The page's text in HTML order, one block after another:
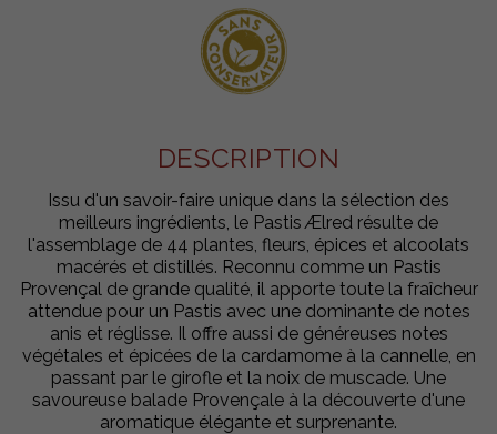
DESCRIPTION
Issu d'un savoir-faire unique dans la sélection des
meilleurs ingrédients, le Pastis Ælred résulte de
l'assemblage de 44 plantes, fleurs, épices et alcoolats
macérés et distillés. Reconnu comme un Pastis
Provençal de grande qualité, il apporte toute la fraîcheur
attendue pour un Pastis avec une dominante de notes
anis et réglisse. Il offre aussi de généreuses notes
végétales et épicées de la cardamome à la cannelle, en
passant par le girofle et la noix de muscade. Une
savoureuse balade Provençale à la découverte d'une
aromatique élégante et surprenante.